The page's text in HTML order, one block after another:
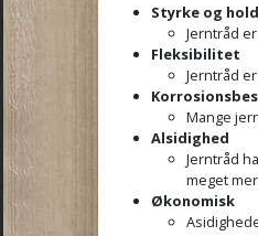
Styrke og
Jerntråd
Fleksibilitet
Jerntråd
Mange
Alsidighed
Jerntråd
meget
Økonomisk